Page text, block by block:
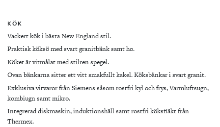
KÖK
Vackert kök i bästa New England stil.
Praktisk köksö med svart granitbänk samt ho.
Köket är vitmålat med stilren spegel.
Ovan bänkarna sitter ett vitt smakfullt kakel. Köksbänkar i svart granit.
Exklusiva vitvaror från Siemens såsom rostfri kyl och frys, Varmluftsugn,
kombiugn samt mikro.
Integrerad diskmaskin, induktionshäll samt rostfri köksfläkt från
Thermex.